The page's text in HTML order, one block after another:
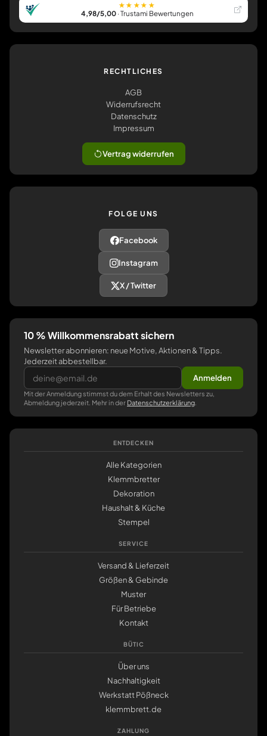
★★★★★
4,98/5,00· Trustami Bewertungen
RECHTLICHES
AGB
Widerrufsrecht
Datenschutz
Impressum
Vertrag widerrufen
FOLGE UNS
Facebook
Instagram
X / Twitter
10 % Willkommensrabatt sichern
Newsletter abonnieren: neue Motive, Aktionen & Tipps.
Jederzeit abbestellbar.
Anmelden
Mit der Anmeldung stimmst du dem Erhalt des Newsletters zu,
Abmeldung jederzeit. Mehr in der Datenschutzerklärung
ENTDECKEN
Alle Kategorien
Klemmbretter
Dekoration
Haushalt & Küche
Stempel
SERVICE
Versand & Lieferzeit
Größen & Gebinde
Muster
Für Betriebe
Kontakt
BÜTIC
Über uns
Nachhaltigkeit
Werkstatt Pößneck
klemmbrett.de
ZAHLUNG